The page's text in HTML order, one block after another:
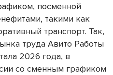
посменной
такими как
транспорт. Так,
труда Авито Работы
2026 года, в
со сменным графиком